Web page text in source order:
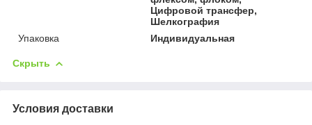
Цифровой трансфер,
Шелкография
Упаковка
Индивидуальная
Скрыть
Условия доставки